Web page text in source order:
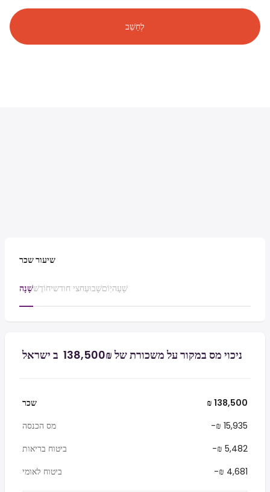
לְחַשֵׁב
שיעור שכר
שָׁנָהחוֹדֶשׁחצי חודשישָׁבוּעַיְוֹםשָׁעָה
ניכוי מס במקור על משכורת של ₪‏138,500 ‏ ב ישראל
שכר
₪ 138,500
מס הכנסה
-₪ 15,935
ביטוח בריאות
-₪ 5,482
ביטוח לאומי
-₪ 4,681